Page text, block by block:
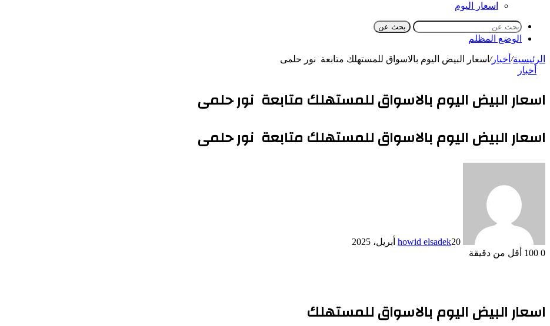
اسعار اليوم
بحث عن
الوضع المظلم
الرئيسية/ أخبار/ اسعار البيض اليوم بالاسواق للمستهلك متابعة نور حلمى
أخبار
اسعار البيض اليوم بالاسواق للمستهلك متابعة نور حلمى
اسعار البيض اليوم بالاسواق للمستهلك متابعة نور حلمى
howid elsadek20 أبريل، 2025
0
أقل من دقيقة
اسعار البيض اليوم بالاسواق للمستهلك